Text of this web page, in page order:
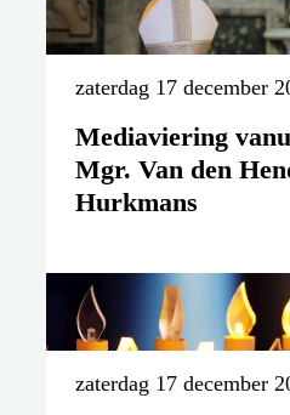
zaterdag 17 december
Mediaviering
Mgr. Van den
Hurkmans
zaterdag 17 december